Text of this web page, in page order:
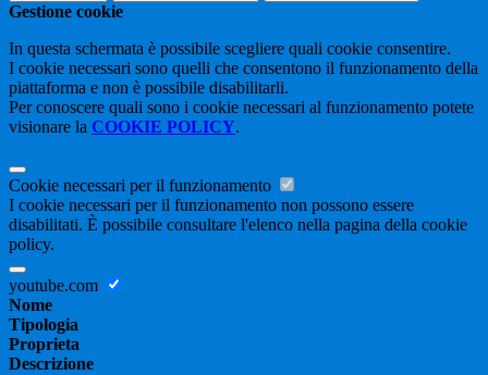
Gestione cookie
In questa schermata è possibile scegliere quali cookie consentire.
I cookie necessari sono quelli che consentono il funzionamento della
piattaforma e non è possibile disabilitarli.
Per conoscere quali sono i cookie necessari al funzionamento potete
visionare la COOKIE POLICY.
Cookie necessari per il funzionamento
I cookie necessari per il funzionamento non possono essere
disabilitati. È possibile consultare l'elenco nella pagina della cookie
policy.
youtube.com
Nome
Tipologia
Proprieta
Descrizione